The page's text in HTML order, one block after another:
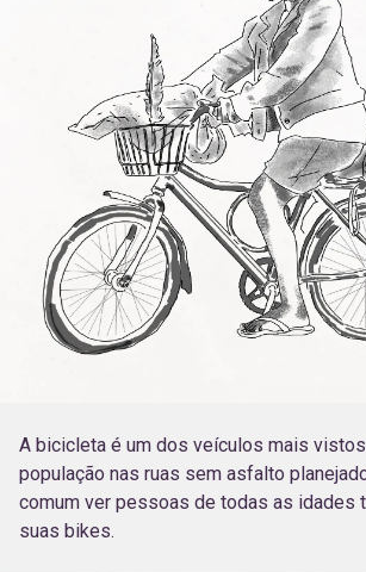
A bicicleta é um dos veículos mais
população nas ruas sem asfalto
comum ver pessoas de todas as idades
suas bikes.